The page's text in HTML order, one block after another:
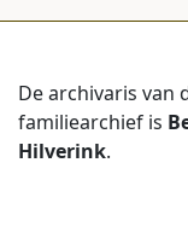
De archivaris van
familiearchief is
Hilverink.